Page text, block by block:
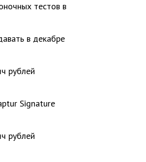
тестов в
в декабре
рублей
Signature
рублей